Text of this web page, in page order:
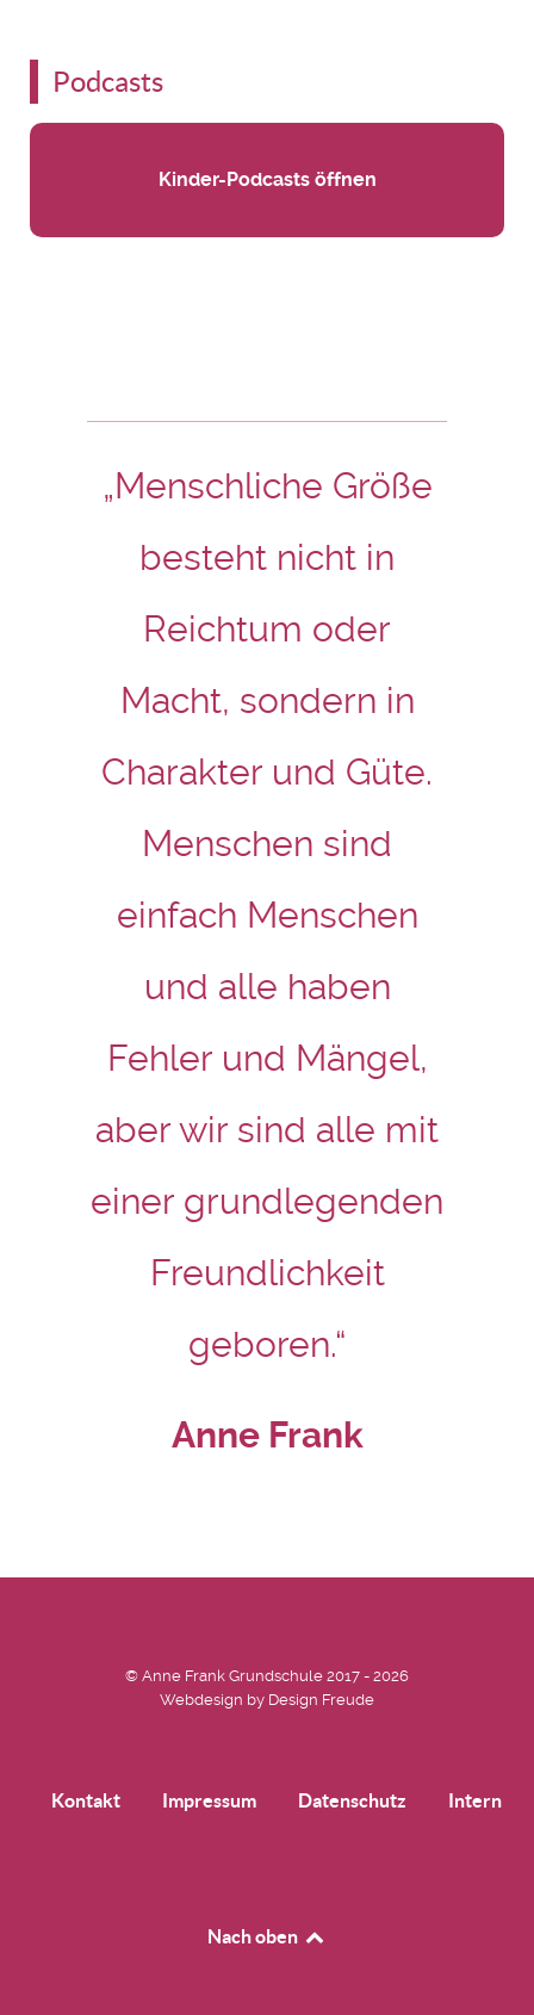
Podcasts
Kinder-Podcasts öffnen
„Menschliche Größe
besteht nicht in
Reichtum oder
Macht, sondern in
Charakter und Güte.
Menschen sind
einfach Menschen
und alle haben
Fehler und Mängel,
aber wir sind alle mit
einer grundlegenden
Freundlichkeit
geboren.“
Anne Frank
© Anne Frank Grundschule 2017 - 2026
Webdesign by Design Freude
Kontakt Impressum Datenschutz Intern
Nach oben